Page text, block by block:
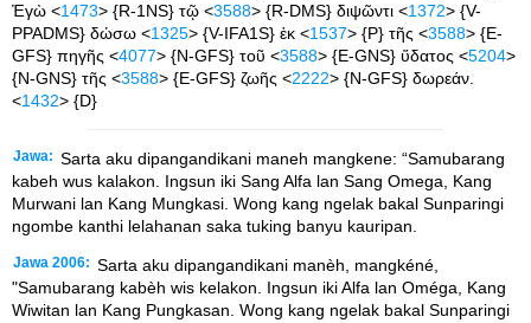
Ἐγὼ <1473> {R-1NS} τῷ <3588> {R-DMS} διψῶντι <1372> {V-
PPADMS} δώσω <1325> {V-IFA1S} ἐκ <1537> {P} τῆς <3588> {E-
GFS} πηγῆς <4077> {N-GFS} τοῦ <3588> {E-GNS} ὕδατος <5204>
{N-GNS} τῆς <3588> {E-GFS} ζωῆς <2222> {N-GFS} δωρεάν.
<1432> {D}
Jawa: Sarta aku dipangandikani maneh mangkene: “Samubarang
kabeh wus kalakon. Ingsun iki Sang Alfa lan Sang Omega, Kang
Murwani lan Kang Mungkasi. Wong kang ngelak bakal Sunparingi
ngombe kanthi lelahanan saka tuking banyu kauripan.
Jawa 2006: Sarta aku dipangandikani manèh, mangkéné,
"Samubarang kabèh wis kelakon. Ingsun iki Alfa lan Oméga, Kang
Wiwitan lan Kang Pungkasan. Wong kang ngelak bakal Sunparingi